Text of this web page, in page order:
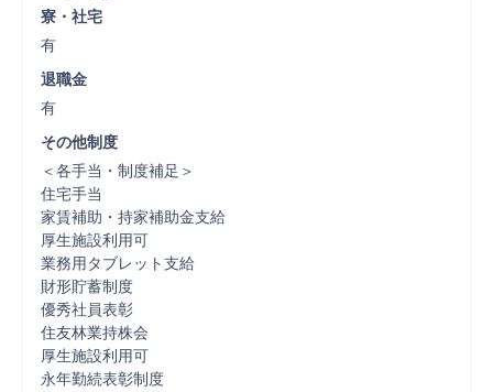
寮・社宅
有
退職金
有
その他制度
＜各手当・制度補足＞
住宅手当
家賃補助・持家補助金支給
厚生施設利用可
業務用タブレット支給
財形貯蓄制度
優秀社員表彰
住友林業持株会
厚生施設利用可
永年勤続表彰制度